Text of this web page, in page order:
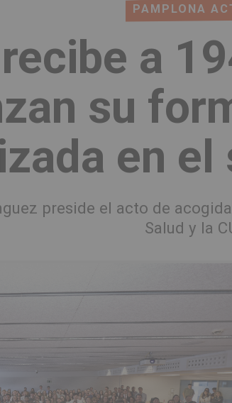
PAMPLONA
a
su
en
preside el acto de
Salud y la